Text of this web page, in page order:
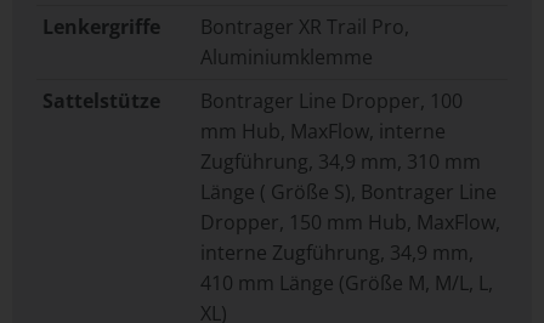
Lenkergriffe
Bontrager XR Trail Pro,
Aluminiumklemme
Sattelstütze
Bontrager Line Dropper, 100
mm Hub, MaxFlow, interne
Zugführung, 34,9 mm, 310 mm
Länge ( Größe S), Bontrager Line
Dropper, 150 mm Hub, MaxFlow,
interne Zugführung, 34,9 mm,
410 mm Länge (Größe M, M/L, L,
XL)